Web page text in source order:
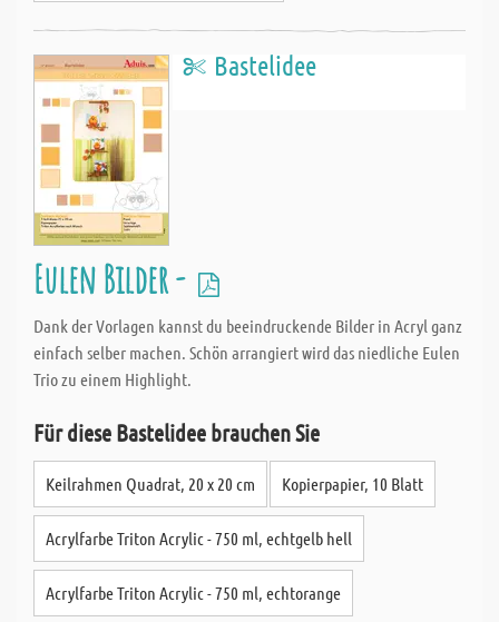
Bastelidee
Eulen Bilder -
Dank der Vorlagen kannst du beeindruckende Bilder in Acryl ganz
einfach selber machen. Schön arrangiert wird das niedliche Eulen
Trio zu einem Highlight.
Für diese Bastelidee brauchen Sie
Keilrahmen Quadrat, 20 x 20 cm Kopierpapier, 10 Blatt
Acrylfarbe Triton Acrylic - 750 ml, echtgelb hell
Acrylfarbe Triton Acrylic - 750 ml, echtorange